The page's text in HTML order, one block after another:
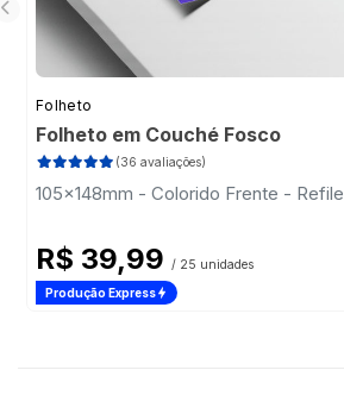
Folheto
Folheto em Couché Fosco
(36 avaliações)
105x148mm - Colorido Frente - Refile
R$ 39,99 / 25 unidades
Produção Express